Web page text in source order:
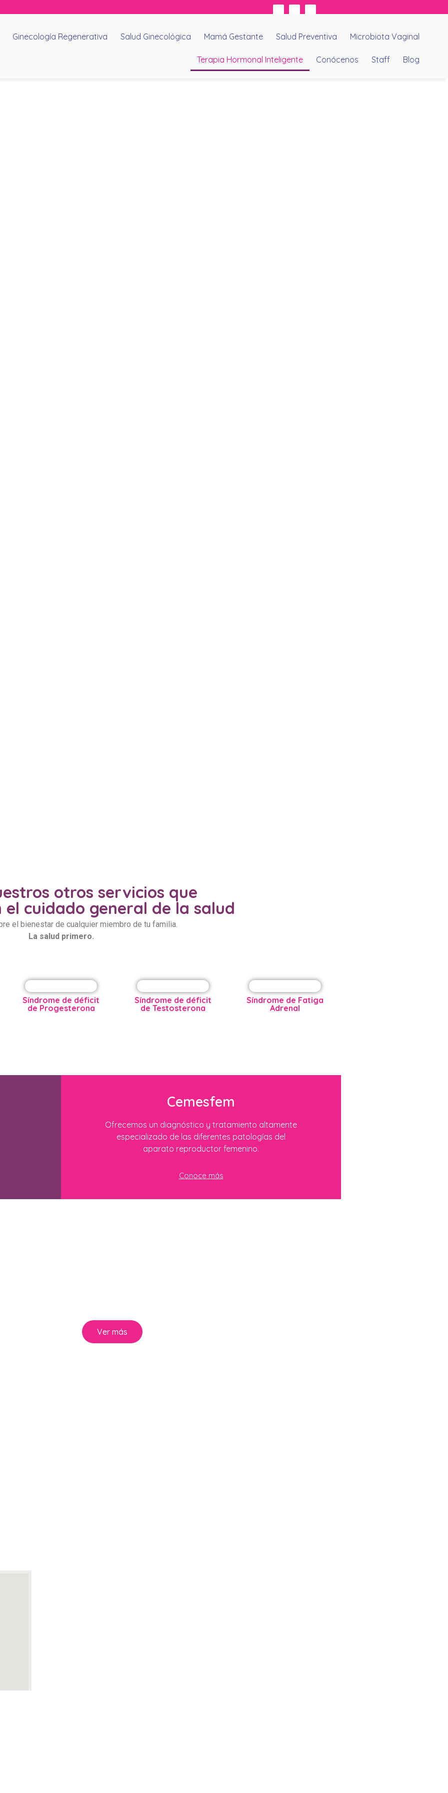
Ginecología Regenerativa Salud Ginecológica Mamá Gestante Salud Preventiva Microbiota Vaginal
Terapia Hormonal Inteligente Conócenos Staff Blog
otros servicios que
cuidado general de la salud
el bienestar de cualquier miembro de tu familia.
La salud primero.
Síndrome de déficit
de Progesterona
Síndrome de déficit
de Testosterona
Síndrome de Fatiga
Adrenal
Cemesfem
Ofrecemos un diagnóstico y tratamiento altamente
especializado de las diferentes patologías del
aparato reproductor femenino.
Conoce más
Ver más